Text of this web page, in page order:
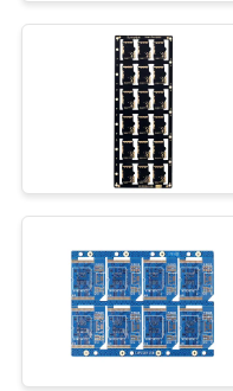
EN
CONTACTO
NOTICIAS
PIDA
CITA